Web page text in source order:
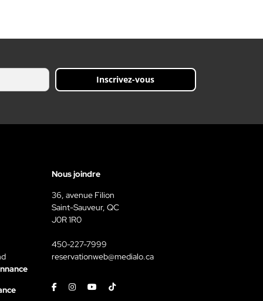
Inscrivez-vous
Nous joindre
36, avenue Filion
Saint-Sauveur, QC
J0R 1R0
450-227-7999
reservationweb@medialo.ca
FacebookInstagramYoutubeTiktok